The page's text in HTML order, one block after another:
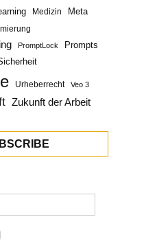
Medizin Meta
PromptLock Prompts
Urheberrecht Veo 3
Zukunft der Arbeit